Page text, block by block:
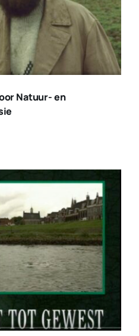
Natuur- en